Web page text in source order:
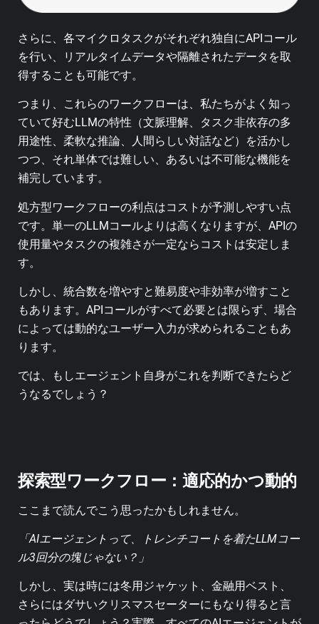
さらに、各マイクロタスクがそれぞれ独自にAPIコール
を行い、リアルタイムデータや隔離されたデータを取
得することも可能です。
つまり、これらのワークフローは、私たちがよく知っ
ていて好むLLMの特性（文脈理解、タスク非依存の多
用途性、柔軟な推論、人間らしい対話など）を活かし
つつ、それ単体では難しい、あるいは不可能な機能を
補完しています。
処方型ワークフローの利点はコストが予測しやすい点
です。単一のLLMコールよりは高くなりますが、APIの
使用量やタスクの複雑さが一定ならコストは安定しま
す。
しかし、統合数を増やすと難易度や非効率が増すこと
もあります。APIコールがすべて必要とは限らず、場合
によっては動的なユーザー入力が求められることもあ
ります。
では、もしエージェント自身がこれを判断できたらど
うなるでしょう？
探索型ワークフロー：適応的かつ動的
ここまで読んでこう思ったかもしれません。
「AIエージェントって、トレンチコートを着たLLMコー
ル3回分の塊じゃない？」
しかし、実は時には冬用ジャケット、金融用ベスト、
さらにはダサいクリスマスセーターにもなり得ると言